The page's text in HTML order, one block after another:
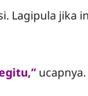
jika
ucapnya.